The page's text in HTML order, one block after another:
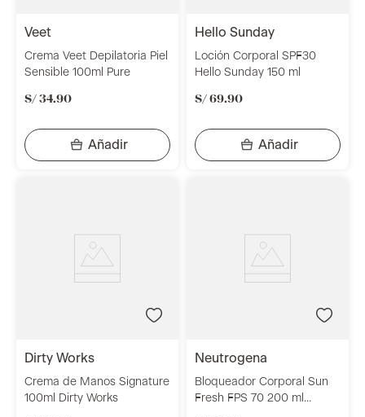
veet
Crema Veet Depilatoria Piel
Sensible 100ml Pure
S/ 34.90
hello sunday
Loción Corporal SPF30
Hello Sunday 150 ml
S/ 69.90
dirty works
Crema de Manos Signature
100ml Dirty Works
neutrogena
Bloqueador Corporal Sun
Fresh FPS 70 200 ml